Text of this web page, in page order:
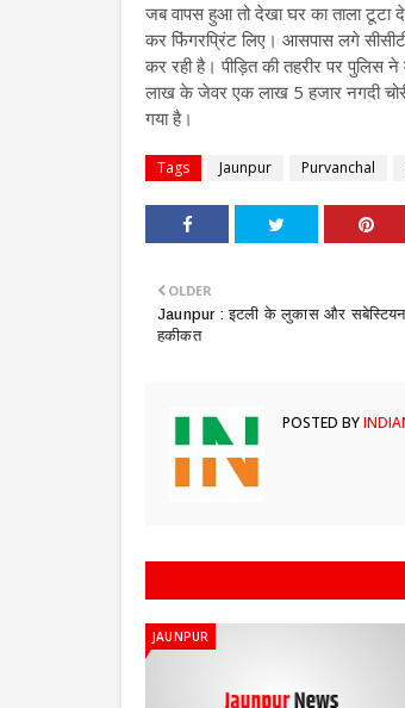
जब वापस हुआ तो देखा घर का ताला
कर फिंगरप्रिंट लिए। आसपास लगे
कर रही है। पीड़ित की तहरीर पर पुलिस
लाख के जेवर एक लाख 5 हजार नगदी
गया है।
Tags Jaunpur Purvanchal
OLDER
​Jaunpur : इटली के लुकास और सबेस्टियन
हकीकत
POSTED BY
JAUNPUR